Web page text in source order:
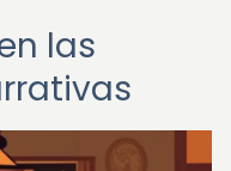
las